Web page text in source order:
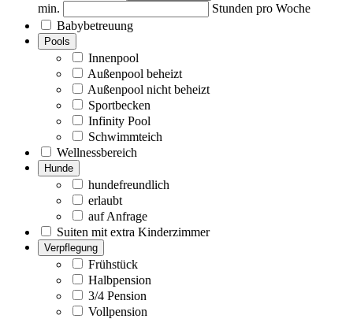
min.
Stunden pro Woche
Babybetreuung
Pools
Innenpool
Außenpool beheizt
Außenpool nicht beheizt
Sportbecken
Infinity Pool
Schwimmteich
Wellnessbereich
Hunde
hundefreundlich
erlaubt
auf Anfrage
Suiten mit extra Kinderzimmer
Verpflegung
Frühstück
Halbpension
3/4 Pension
Vollpension